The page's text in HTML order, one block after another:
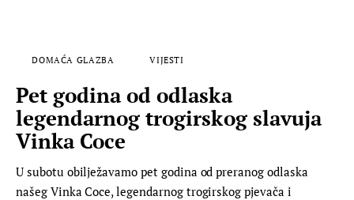
FILM
MUSIC BOX
DOMAĆA GLAZBA VIJESTI
Pet godina od odlaska
legendarnog trogirskog slavuja
Vinka Coce
U subotu obilježavamo pet godina od preranog odlaska
našeg Vinka Coce, legendarnog trogirskog pjevača i